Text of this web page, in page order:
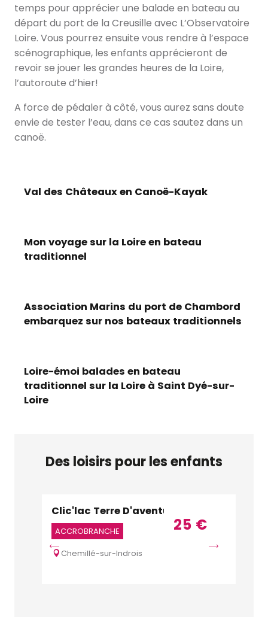
temps pour apprécier une balade en bateau au
départ du port de la Creusille avec L’Observatoire
Loire. Vous pourrez ensuite vous rendre à l’espace
scénographique, les enfants apprécieront de
revoir se jouer les grandes heures de la Loire,
l’autoroute d’hier!
A force de pédaler à côté, vous aurez sans doute
envie de tester l’eau, dans ce cas sautez dans un
canoë.
Val des Châteaux en Canoë-Kayak
Mon voyage sur la Loire en bateau
traditionnel
Association Marins du port de Chambord
embarquez sur nos bateaux traditionnels
Loire-émoi balades en bateau
traditionnel sur la Loire à Saint Dyé-sur-
Loire
Des loisirs pour les enfants
25 €
Clic'lac Terre D'aventure
ACCROBRANCHE
Chemillé-sur-Indrois